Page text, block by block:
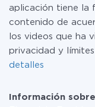
aplicación tiene la
contenido de
los videos que ha
privacidad y
detalles
Información